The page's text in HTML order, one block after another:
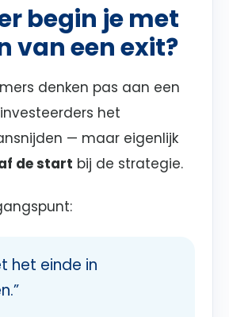
begin je met
van een exit?
denken pas aan een
het
— maar eigenlijk
de start bij de strategie.
het einde in